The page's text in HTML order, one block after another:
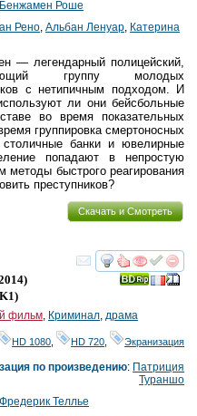
Бенжамен Роше
Рено, Альбан Ленуар, Катерина
— легендарный полицейский,
группу молодых
с нетипичным подходом. И
ли они бейсбольные
во время показательных
группировка смертоносных
банки и ювелирные
попадают в непростую
быстрого реагирования
преступников?
Скачать и Смотреть
смотреть
)
фильм, Криминал, драма
HD 1080 HD 720 Экранизация
по произведению: Патриция
Тураншо
Фредерик Теллье